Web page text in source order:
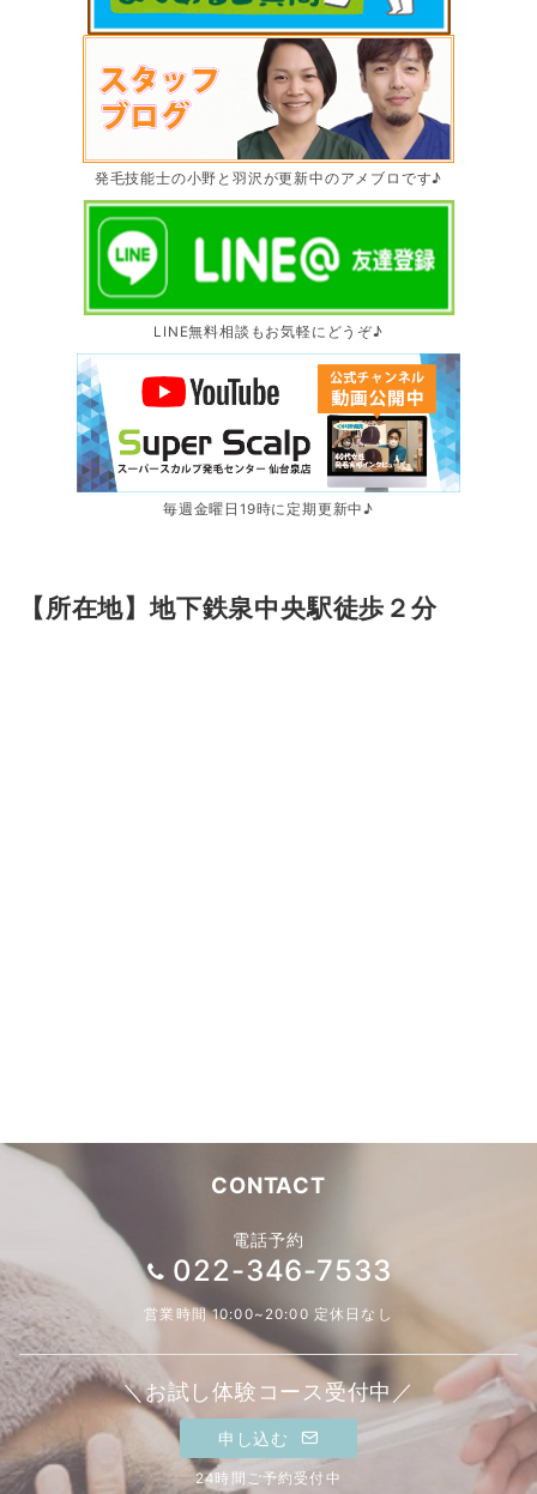
発毛技能士の小野と羽沢が更新中のアメブロです♪
LINE無料相談もお気軽にどうぞ♪
毎週金曜日19時に定期更新中♪
【所在地】地下鉄泉中央駅徒歩２分
CONTACT
電話予約
022-346-7533
営業時間 10:00~20:00 定休日なし
＼お試し体験コース受付中／
申し込む
24時間ご予約受付中